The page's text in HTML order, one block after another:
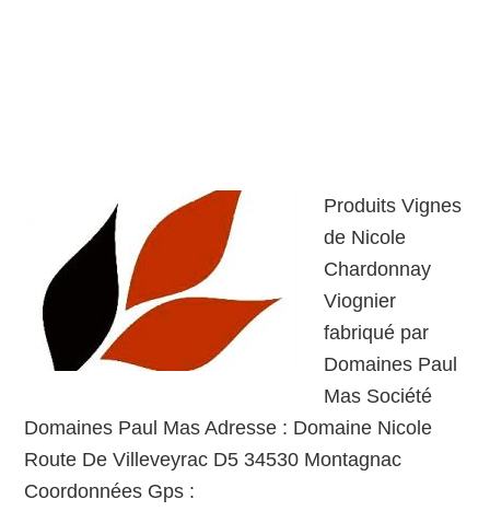
Produits Vignes
de Nicole
Chardonnay
Viognier
fabriqué par
Domaines Paul
Mas Société
Domaines Paul Mas Adresse : Domaine Nicole
Route De Villeveyrac D5 34530 Montagnac
Coordonnées Gps :